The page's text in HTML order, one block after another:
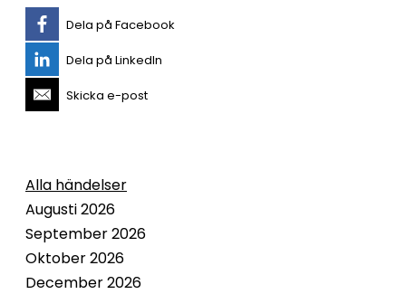
Dela på Facebook
Dela på LinkedIn
Skicka e-post
Alla händelser
Augusti 2026
September 2026
Oktober 2026
December 2026